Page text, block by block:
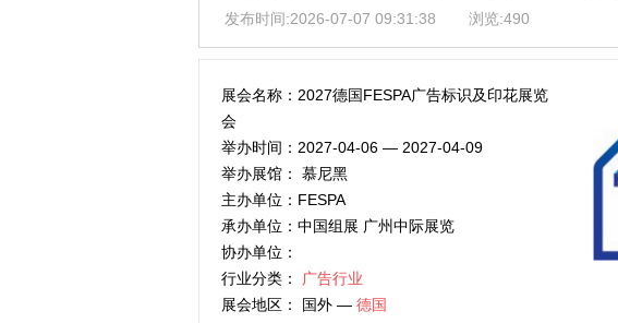
发布时间:2026-07-07 09:31:38 浏览:490
展会名称：2027德国FESPA广告标识及印花展览
会
举办时间：2027-04-06 — 2027-04-09
举办展馆： 慕尼黑
主办单位：FESPA
承办单位：中国组展 广州中际展览
协办单位：
行业分类：
广告行业
展会地区： 国外 — 德国